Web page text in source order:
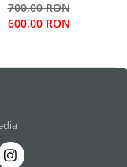
Adolescenti si Tineri
700,00 RON
600,00 RON